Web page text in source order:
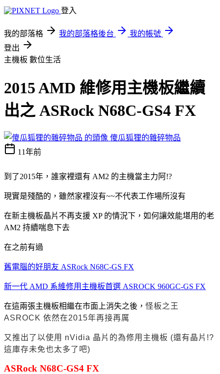
登入
我的部落格 我的部落格後台
我的帳號
登出
主機板 數位生活
2015 AMD 維修用主機板繼續
出之 ASRock N68C-GS4 FX
傻瓜狐狸的雜碎物品
11年前
到了2015年，誰家裡還有 AM2 的主機當主力阿!?
現實是殘酷的，雖然家裡沒有~~不代表工作場所沒有
在新主機板晶片不再支援 XP 的情況下，如何讓效能堪用的老
AM2 持續喘息下去
在之前有過
舊電腦的好朋友 ASRock N68C-GS FX
新一代 AMD 系維修用主機板首選 ASROCK 960GC-GS FX
在這兩張主機板相繼在市面上消失之後， 怪板之王
ASROCK 依然在2015年再接再厲
又推出了以使用 nVidia 晶片的為修用主機板 (還有晶片!?
這庫存未免也太多了吧)
ASRock N68C-GS4 FX